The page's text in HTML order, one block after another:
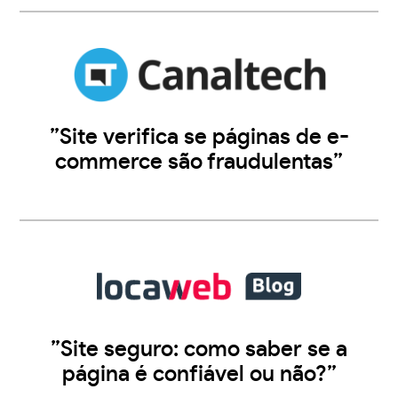
”Site verifica se páginas de e-
commerce são fraudulentas”
”Site seguro: como saber se a
página é confiável ou não?”